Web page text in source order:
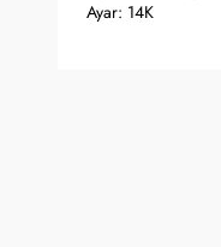
Ayar: 14K